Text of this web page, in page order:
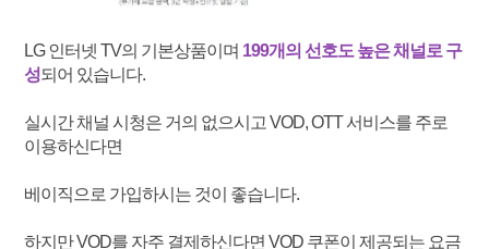
LG 인터넷 TV의 기본상품이며 199개의 선호도 높은 채널로 구
성되어 있습니다.
실시간 채널 시청은 거의 없으시고 VOD, OTT 서비스를 주로
이용하신다면
베이직으로 가입하시는 것이 좋습니다.
하지만 VOD를 자주 결제하신다면 VOD 쿠폰이 제공되는 요금